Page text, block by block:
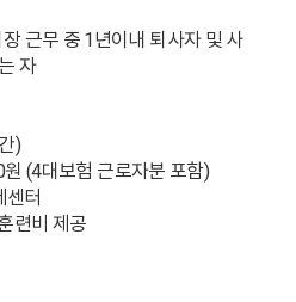
근무 중 1년이내 퇴사자 및 사
자
)
(4대보험 근로자분 포함)
센터
련비 제공